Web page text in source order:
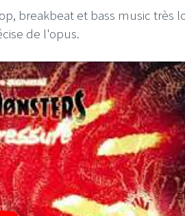
breakbeat et bass music très
de l'opus.